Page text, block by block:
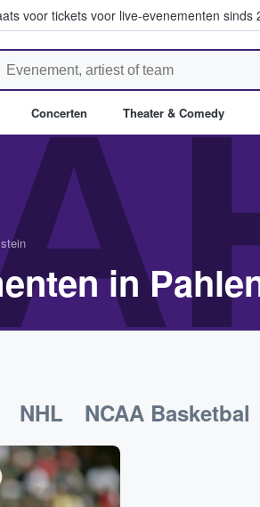
voor tickets voor live-evenementen sinds
waar fans tickets kopen en
Concerten Theater & Comedy
in
NHL NCAA Basketbal